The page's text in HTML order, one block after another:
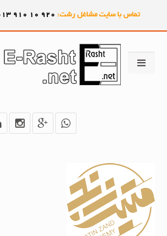
تماس با سایت مشاغل رشت: 920
10
910 013 داخلی 1